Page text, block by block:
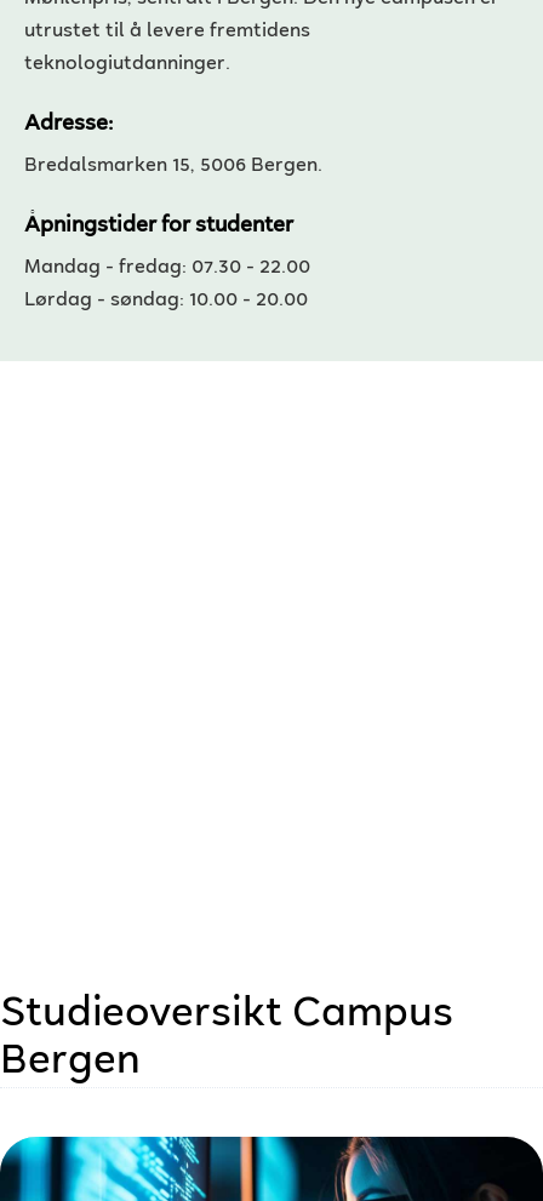
utrustet til å levere fremtidens
teknologiutdanninger.
Adresse:
Bredalsmarken 15, 5006 Bergen.
Åpningstider for studenter
Mandag - fredag: 07.30 - 22.00
Lørdag - søndag: 10.00 - 20.00
Studieoversikt Campus
Bergen